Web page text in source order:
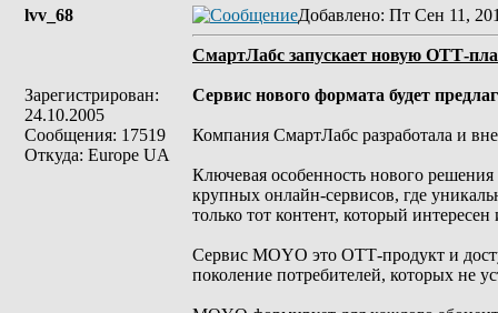
lvv_68
Зарегистрирован:
24.10.2005
Сообщения: 17519
Откуда: Europe UA
Добавлено: Пт Сен 11,
СмартЛабс запускает новую ОТТ-
Сервис нового формата будет
Компания СмартЛабс разработала и
Ключевая особенность нового решения
крупных онлайн-сервисов, где
только тот контент, который
Сервис MOYO это ОТТ-продукт и
поколение потребителей, которых не